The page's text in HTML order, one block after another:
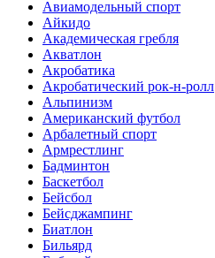
Авиамодельный спорт
Айкидо
Академическая гребля
Акватлон
Акробатика
Акробатический рок-н-ролл
Альпинизм
Американский футбол
Арбалетный спорт
Армрестлинг
Бадминтон
Баскетбол
Бейсбол
Бейсджампинг
Биатлон
Бильярд